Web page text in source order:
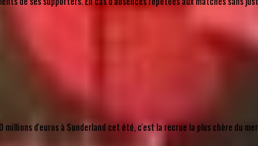
millions d'euros à Sunderland cet été, c'est la recrue la plus chère du